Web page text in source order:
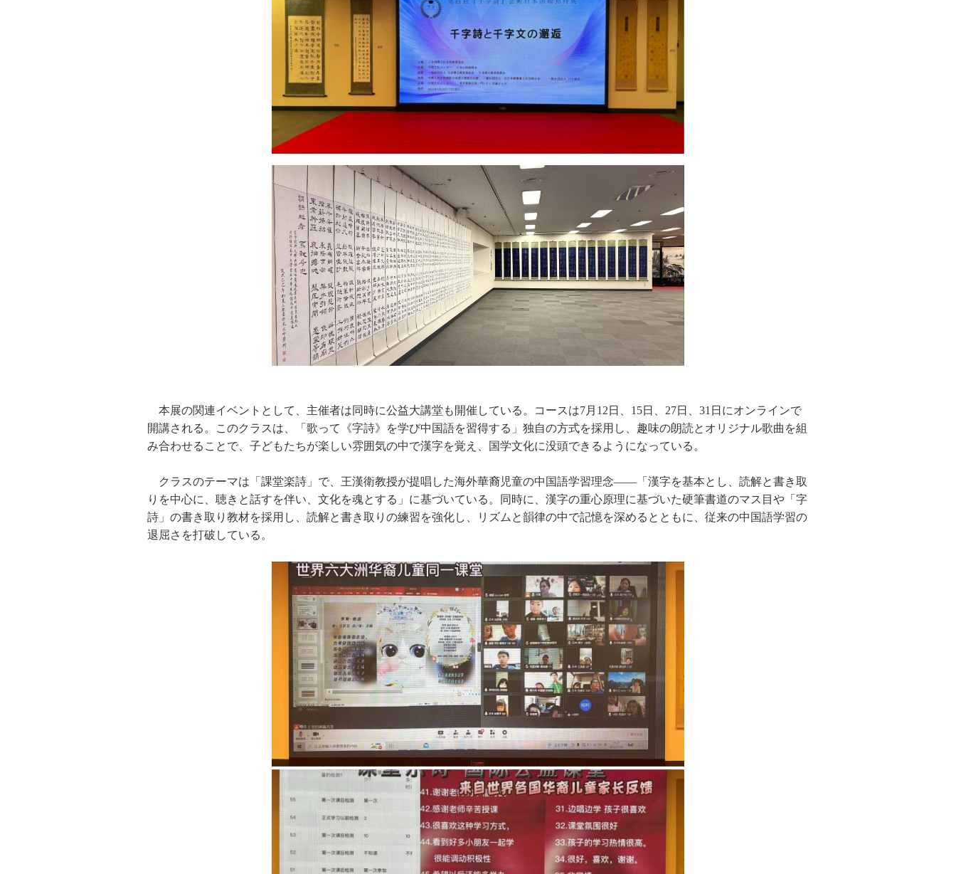
本展の関連イベントとして、主催者は同時に公益大講堂も開催している。コースは7月12日、15日、27日、31日にオンラインで
開講される。このクラスは、「歌って《字詩》を学び中国語を習得する」独自の方式を採用し、趣味の朗読とオリジナル歌曲を組
み合わせることで、子どもたちが楽しい雰囲気の中で漢字を覚え、国学文化に没頭できるようになっている。
クラスのテーマは「課堂楽詩」で、王漢衛教授が提唱した海外華裔児童の中国語学習理念——「漢字を基本とし、読解と書き取
りを中心に、聴きと話すを伴い、文化を魂とする」に基づいている。同時に、漢字の重心原理に基づいた硬筆書道のマス目や「字
詩」の書き取り教材を採用し、読解と書き取りの練習を強化し、リズムと韻律の中で記憶を深めるとともに、従来の中国語学習の
退屈さを打破している。